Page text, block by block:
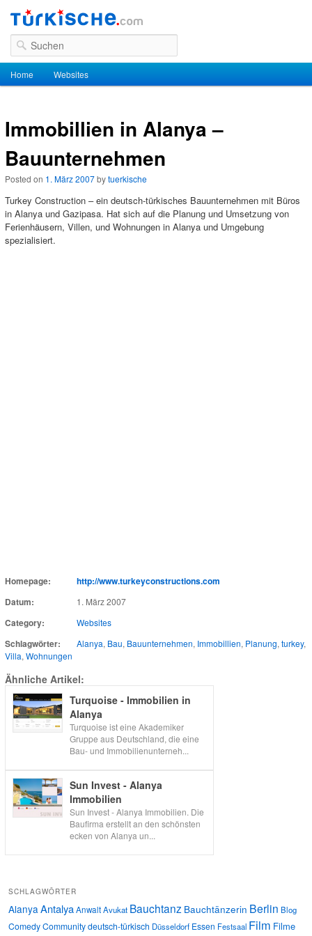
Suchen
Hauptmenü
Zum Inhalt wechseln
Zum sekundären Inhalt wechseln
Home Websites
Immobillien in Alanya –
Bauunternehmen
Posted on 1. März 2007 bytuerkische
Turkey Construction – ein deutsch-türkisches Bauunternehmen mit Büros
in Alanya und Gazipasa. Hat sich auf die Planung und Umsetzung von
Ferienhäusern, Villen, und Wohnungen in Alanya und Umgebung
spezialisiert.
Homepage:
http://www.turkeyconstructions.com
Datum:
1. März 2007
Category: Websites
Schlagwörter: Alanya, Bau, Bauunternehmen, Immobillien, Planung, turkey,
Villa, Wohnungen
Ähnliche Artikel:
Turquoise - Immobilien in
Alanya
Turquoise ist eine Akademiker
Gruppe aus Deutschland, die eine
Bau- und Immobilienunterneh...
Sun Invest - Alanya
Immobilien
Sun Invest - Alanya Immobilien. Die
Baufirma erstellt an den schönsten
ecken von Alanya un...
SCHLAGWÖRTER
Alanya AntalyaAnwaltAvukat Bauchtanz Bauchtänzerin Berlin Blog
ComedyCommunitydeutsch-türkisch Düsseldorf Essen Festsaal Film Filme